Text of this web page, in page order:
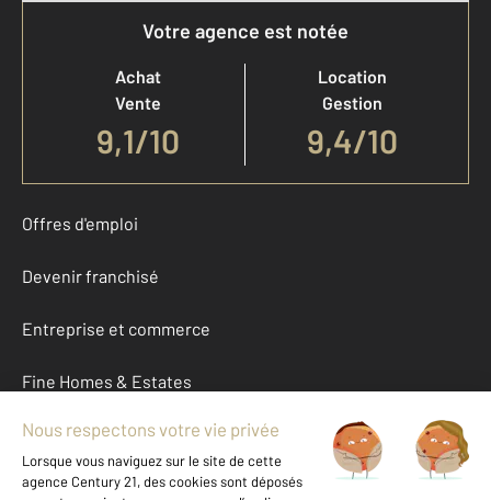
Votre agence est notée
Achat
Vente
9,1/10
Location
Gestion
9,4/10
Offres d'emploi
Devenir franchisé
Entreprise et commerce
Fine Homes & Estates
À propos
International